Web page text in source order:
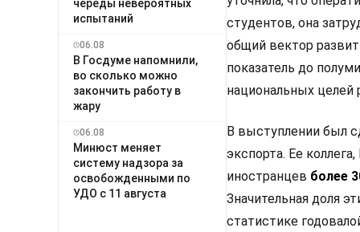
череды невероятных
испытаний
06.08
В Госдуме напомнили,
во сколько можно
закончить работу в
жару
06.08
Минюст меняет
систему надзора за
освобожденными по
УДО с 11 августа
студентов, она
общий вектор
показатель до
национальных
В выступлении был
экспорта. Ее
иностранцев более
Значительная доля
статистике